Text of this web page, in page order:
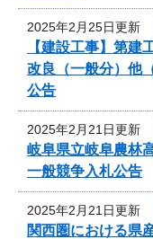
2025年2月25日更新
【建設工事】第
改良（一般分）他
公告
2025年2月21日更新
岐阜県立岐阜農林
一般競争入札公告
2025年2月21日更新
関西圏における県